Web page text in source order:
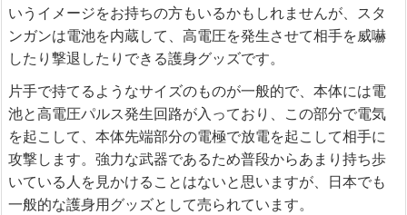
いうイメージをお持ちの方もいるかもしれませんが、スタ
ンガンは電池を内蔵して、高電圧を発生させて相手を威嚇
したり撃退したりできる護身グッズです。
片手で持てるようなサイズのものが一般的で、本体には電
池と高電圧パルス発生回路が入っており、この部分で電気
を起こして、本体先端部分の電極で放電を起こして相手に
攻撃します。強力な武器であるため普段からあまり持ち歩
いている人を見かけることはないと思いますが、日本でも
一般的な護身用グッズとして売られています。